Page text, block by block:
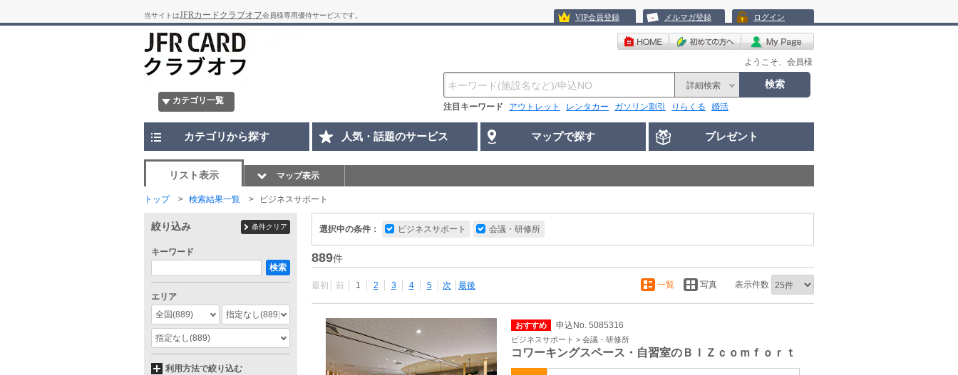
当サイトはJFRカードクラブオフ会員様専用優待サービスです。 VIP会員登録 メルマガ登録 ログイン
ようこそ、会員様
カテゴリ一覧
詳細検索 検索
注目キーワード アウトレット レンタカー ガソリン割引 りらくる 婚活
カテゴリから探す 人気・話題のサービス マップで探す プレゼント
リスト表示 マップ表示
トップ 検索結果一覧 ビジネスサポート
選択中の条件： ビジネスサポート 会議・研修所
889件
最初 前 1 2 3 4 5 次 最後 一覧 写真 表示件数
おすすめ 申込No. 5085316
ビジネスサポート > 会議・研修所
コワーキングスペース・自習室のＢＩＺｃｏｍｆｏｒｔ
絞り込み 条件クリア
キーワード
検索
エリア
全国(889) 指定なし(889)
指定なし(889)
利用方法で絞り込む